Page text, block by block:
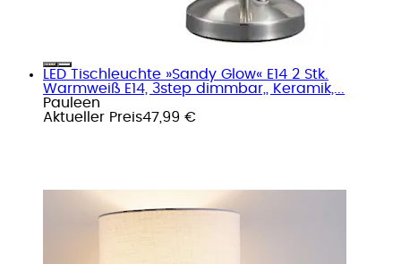
LED Tischleuchte »Sandy Glow« E14 2 Stk.
Warmweiß E14, 3step dimmbar,, Keramik,...
Pauleen
Aktueller Preis47,99 €